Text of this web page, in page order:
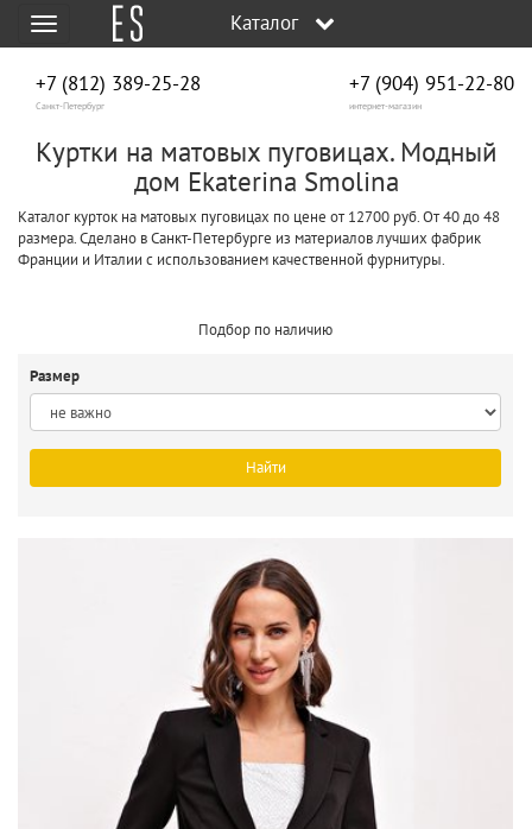
Меню Каталог
+7 (812) 389-25-28
Санкт-Петербург
+7 (904) 951‑22‑80
интернет-магазин
Куртки на матовых пуговицах. Модный
дом Ekaterina Smolina
Каталог курток на матовых пуговицах по цене от 12700 руб. От 40 до 48
размера. Сделано в Санкт-Петербурге из материалов лучших фабрик
Франции и Италии с использованием качественной фурнитуры.
Подбор по наличию
Размер